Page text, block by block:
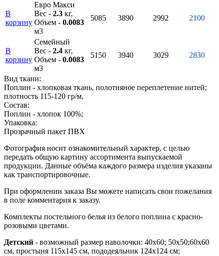
В
корзину
Евро Макси
Вес - 2.3 кг,
Объем - 0.0083
м3
5085 3890 2992 2100
В
корзину
Семейный
Вес - 2.4 кг,
Объем - 0.0083
м3
5150 3940 3029 2830
Вид ткани:
Поплин - хлопковая ткань, полотняное переплетение нитей;
плотность 115-120 гр/м,
Состав:
Поплин - хлопок 100%;
Упаковка:
Прозрачный пакет ПВХ
Фотография носит ознакомительный характер, с целью
передать общую картину ассортимента выпускаемой
продукции. Данные объёма каждого размера изделия указаны
как транспортировочные.
При оформлении заказа Вы можете написать свои пожелания
в поле комментария к заказу.
Комплекты постельного белья из белого поплина с красно-
розовыми цветами.
Детский - возможный размер наволочки: 40х60; 50х50;60х60
см, простыня 115х145 см, пододеяльник 124х124 см;